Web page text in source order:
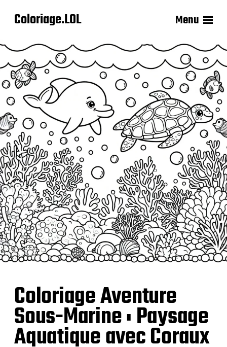
Coloriage.LOL Menu
Coloriage Aventure
Sous-Marine : Paysage
Aquatique avec Coraux